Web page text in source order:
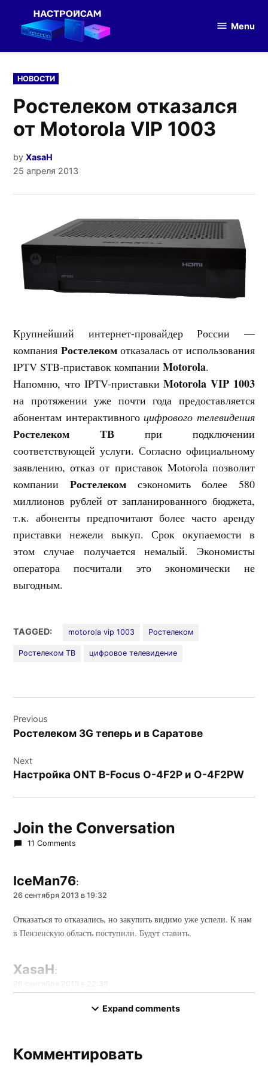
оборудования
Menu
POSTED
IN
НОВОСТИ
Ростелеком отказался
от Motorola VIP 1003
by XasaH
25 апреля 2013
Крупнейший интернет-провайдер России —
компания Ростелекомотказалась от использования
IPTV STB-приставок компанииMotorola.
Напомню, что IPTV-приставки Motorola VIP 1003
на протяжении уже почти года предоставляется
абонентам интерактивного цифрового телевидения
Ростелеком ТВ при подключении
соответствующей услуги. Согласно официальному
заявлению, отказ от приставок Motorola позволит
компании Ростелекомсэкономить более 580
миллионов рублей от запланированного бюджета,
т.к. абоненты предпочитают более часто аренду
приставки нежели выкуп. Срок окупаемости в
этом случае получается немалый. Экономисты
оператора посчитали это экономически не
выгодным.
TAGGED: motorola vip 1003 Ростелеком
Ростелеком ТВ цифровое телевидение
по
записям
Previous
Ростелеком 3G теперь и в Саратове
Next
Настройка ONT B-Focus O-4F2P и O-4F2PW
Join the Conversation
11 Comments
IceMan76:
26 сентября 2013 в 19:32
Отказаться то отказались, но закупить видимо уже успели. К нам
в Пензенскую область поступили. Будут ставить.
XasaH:
К нам тоже целую партию прислали. Когда ж они уже
Антон:
Expand comments
Комментировать
Комментировать